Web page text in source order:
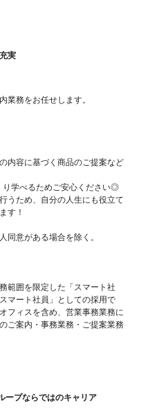
実
業務をお任せします。
内容に基づく商品のご提案など
学べるためご安心ください◎
うため、自分の人生にも役立て
す！
同意がある場合を除く。
範囲を限定した「スマート社
マート社員」としての採用で
フィスを含め、営業事務業務に
ご案内・事務業務・ご提案業務
ープならではのキャリア